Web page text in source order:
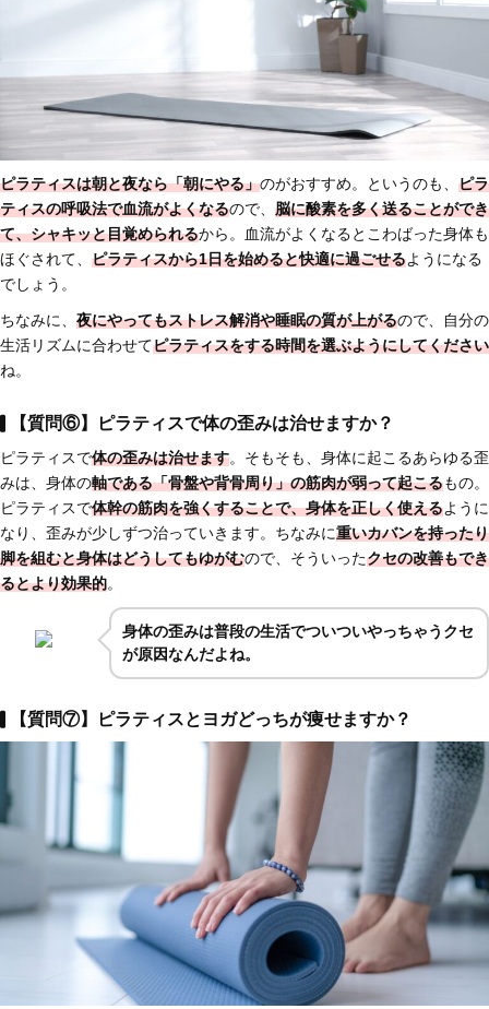
ピラティスは朝と夜なら「朝にやる」のがおすすめ。というのも、 ピラ
ティスの呼吸法で血流がよくなるので、 脳に酸素を多く送ることができ
て、シャキッと目覚められるから。血流がよくなるとこわばった身体も
ほぐされて、 ピラティスから1日を始めると快適に過ごせるようになる
でしょう。
ちなみに、 夜にやってもストレス解消や睡眠の質が上がるので、自分の
生活リズムに合わせてピラティスをする時間を選ぶようにしてください
ね。
【質問⑥】ピラティスで体の歪みは治せますか？
ピラティスで体の歪みは治せます。そもそも、身体に起こるあらゆる歪
みは、身体の軸である「骨盤や背骨周り」の筋肉が弱って起こるもの。
ピラティスで体幹の筋肉を強くすることで、身体を正しく使えるように
なり、歪みが少しずつ治っていきます。ちなみに重いカバンを持ったり
脚を組むと身体はどうしてもゆがむので、そういったクセの改善もでき
るとより効果的。
身体の歪みは普段の生活でついついやっちゃうクセ
が原因なんだよね。
【質問⑦】ピラティスとヨガどっちが痩せますか？